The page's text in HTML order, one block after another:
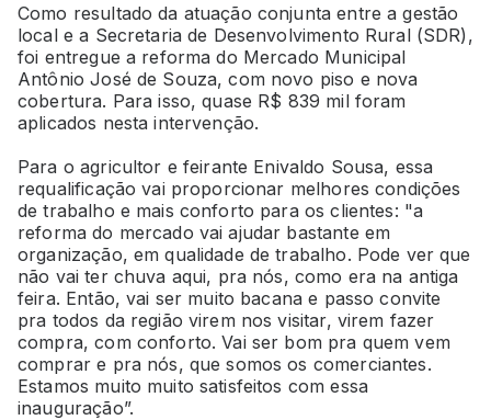
Como resultado da atuação conjunta entre a gestão
local e a Secretaria de Desenvolvimento Rural (SDR),
foi entregue a reforma do Mercado Municipal
Antônio José de Souza, com novo piso e nova
cobertura. Para isso, quase R$ 839 mil foram
aplicados nesta intervenção.
Para o agricultor e feirante Enivaldo Sousa, essa
requalificação vai proporcionar melhores condições
de trabalho e mais conforto para os clientes: "a
reforma do mercado vai ajudar bastante em
organização, em qualidade de trabalho. Pode ver que
não vai ter chuva aqui, pra nós, como era na antiga
feira. Então, vai ser muito bacana e passo convite
pra todos da região virem nos visitar, virem fazer
compra, com conforto. Vai ser bom pra quem vem
comprar e pra nós, que somos os comerciantes.
Estamos muito muito satisfeitos com essa
inauguração”.